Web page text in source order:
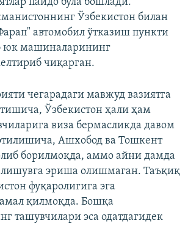
пайдо бўла бошлади.
Ўзбекистон билан
автомобил ўтказиш пункти
юк машиналарининг
чиқарган.
чегарадаги мавжуд вазиятга
Ўзбекистон ҳали ҳам
виза бермасликда давом
Ашхобод ва Тошкент
борилмоқда, аммо айни дамда
эриша олишмаган. Таъқиқ
фуқаролигига эга
қилмоқда. Бошқа
ташувчилари эса одатдагидек